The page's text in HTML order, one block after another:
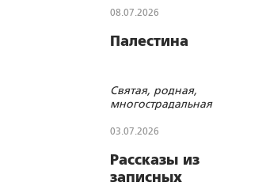
08.07.2026
Палестина
Святая, родная,
многострадальная
03.07.2026
Рассказы из
записных